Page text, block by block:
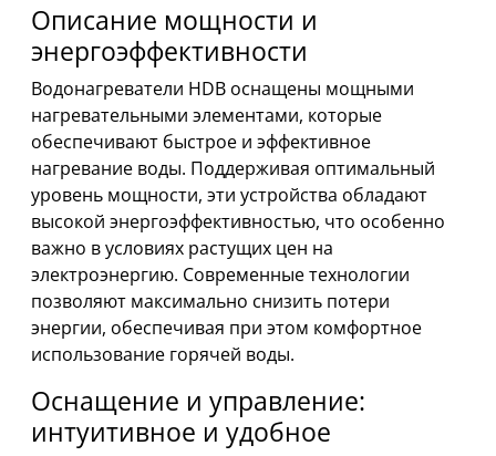
Описание мощности и
энергоэффективности
Водонагреватели HDB оснащены мощными
нагревательными элементами, которые
обеспечивают быстрое и эффективное
нагревание воды. Поддерживая оптимальный
уровень мощности, эти устройства обладают
высокой энергоэффективностью, что особенно
важно в условиях растущих цен на
электроэнергию. Современные технологии
позволяют максимально снизить потери
энергии, обеспечивая при этом комфортное
использование горячей воды.
Оснащение и управление:
интуитивное и удобное